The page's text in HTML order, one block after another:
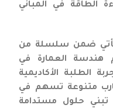
الطاقة في المباني
تأتي ضمن سلسلة من
هندسة العمارة في
الطلبة الأكاديمية
متنوعة تسهم في
تبني حلول مستدامة